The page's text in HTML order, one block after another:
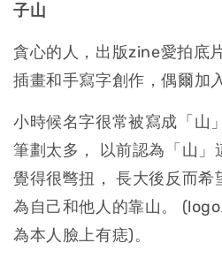
子山
貪心的人，出版zine愛拍底
插畫和手寫字創作，偶爾加
小時候名字很常被寫成「山
筆劃太多， 以前認為「山」
覺得很彆扭， 長大後反而希
為自己和他人的靠山。
為本人臉上有痣)。